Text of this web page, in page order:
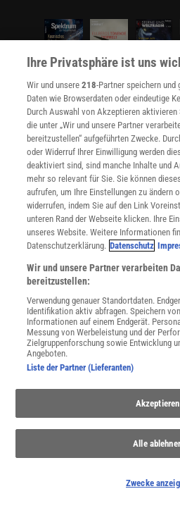
WEITERE NEUERSCHEINUNGEN
Spektrum.de-
JETZT
Sie können unsere Newsletter jederzeit wieder
mit Ihren personenbezogenen Daten finden Sie
Newsletter
Kontakt
Spektrum Shop
Im Handel kaufen
Presse
Ihre Privatsphäre ist uns
Wir und unsere218-Partner speichern
Daten wie Browserdaten oder eindeutige
Durch Auswahl von Akzeptieren
die unter „Wir und unsere Partner
bereitzustellen“ aufgeführten Zwecke.
oder Widerruf Ihrer Einwilligung werden
deaktiviert sind, sind manche Inhalte und
mehr so relevant für Sie. Sie können
aufrufen, um Ihre Einstellungen zu ändern
widerrufen, indem Sie auf den Link
unteren Rand der Webseite klicken. Ihre
unseres Website. Weitere Informationen
Datenschutzerklärung. Datenschutz
Wir und unsere Partner verarbeiten
bereitzustellen:
Verwendung genauer Standortdaten.
Identifikation aktiv abfragen. Speichern
Informationen auf einem Endgerät.
Messung von Werbeleistung und der
Zielgruppenforschung sowie Entwicklung
Angeboten.
Liste der Partner (Lieferanten)
Akzeptieren
Alle
Zwecke